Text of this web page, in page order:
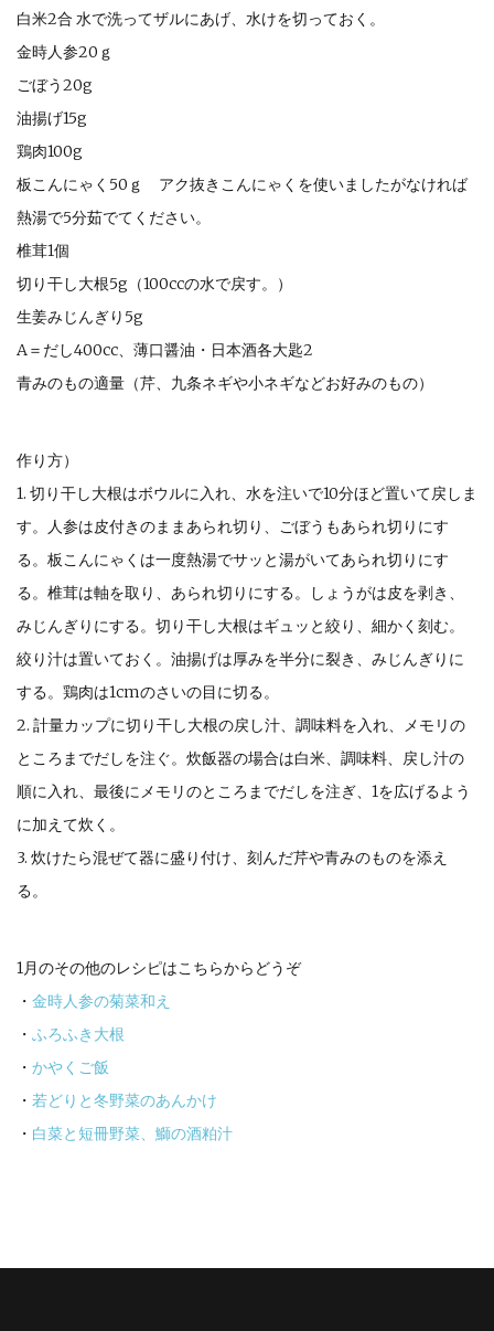
白米2合 水で洗ってザルにあげ、水けを切っておく。
金時人参20ｇ
ごぼう20g
油揚げ15g
鶏肉100g
板こんにゃく50ｇ アク抜きこんにゃくを使いましたがなければ
熱湯で5分茹でてください。
椎茸1個
切り干し大根5g（100ccの水で戻す。）
生姜みじんぎり5g
A＝だし400cc、薄口醤油・日本酒各大匙2
青みのもの適量（芹、九条ネギや小ネギなどお好みのもの）
作り方）
1. 切り干し大根はボウルに入れ、水を注いで10分ほど置いて戻しま
す。人参は皮付きのままあられ切り、ごぼうもあられ切りにす
る。板こんにゃくは一度熱湯でサッと湯がいてあられ切りにす
る。椎茸は軸を取り、あられ切りにする。しょうがは皮を剥き、
みじんぎりにする。切り干し大根はギュッと絞り、細かく刻む。
絞り汁は置いておく。油揚げは厚みを半分に裂き、みじんぎりに
する。鶏肉は1cmのさいの目に切る。
2. 計量カップに切り干し大根の戻し汁、調味料を入れ、メモリの
ところまでだしを注ぐ。炊飯器の場合は白米、調味料、戻し汁の
順に入れ、最後にメモリのところまでだしを注ぎ、1を広げるよう
に加えて炊く。
3. 炊けたら混ぜて器に盛り付け、刻んだ芹や青みのものを添え
る。
1月のその他のレシピはこちらからどうぞ
・ 金時人参の菊菜和え
・ ふろふき大根
・ かやくご飯
・ 若どりと冬野菜のあんかけ
・ 白菜と短冊野菜、鰤の酒粕汁